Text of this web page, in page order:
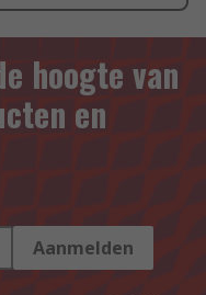
hoogte van
en
Aanmelden